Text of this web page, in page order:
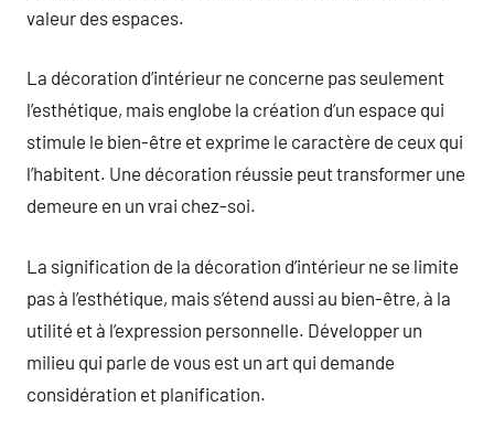
valeur des espaces.
La décoration d’intérieur ne concerne pas seulement
l’esthétique, mais englobe la création d’un espace qui
stimule le bien-être et exprime le caractère de ceux qui
l’habitent. Une décoration réussie peut transformer une
demeure en un vrai chez-soi.
La signification de la décoration d’intérieur ne se limite
pas à l’esthétique, mais s’étend aussi au bien-être, à la
utilité et à l’expression personnelle. Développer un
milieu qui parle de vous est un art qui demande
considération et planification.